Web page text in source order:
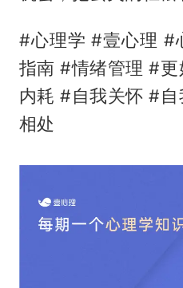
#心理学 #壹心理 #
指南 #情绪管理 #
内耗 #自我关怀 #
相处